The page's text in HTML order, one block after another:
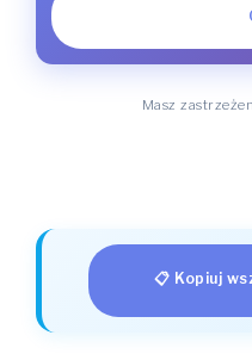
Masz
📋 Kopiuj